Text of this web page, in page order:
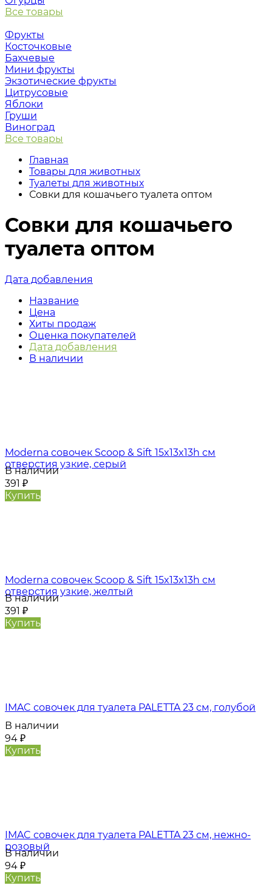
Все товары
Фрукты
Косточковые
Бахчевые
Мини фрукты
Экзотические фрукты
Цитрусовые
Яблоки
Груши
Виноград
Все товары
Главная
Товары для животных
Туалеты для животных
Совки для кошачьего туалета оптом
Совки для кошачьего
туалета оптом
Дата добавления
Название
Цена
Хиты продаж
Оценка покупателей
Дата добавления
В наличии
Moderna совочек Scoop & Sift 15x13x13h см
отверстия узкие, серый
В наличии
391 ₽
Купить
Moderna совочек Scoop & Sift 15x13x13h см
отверстия узкие, желтый
В наличии
391 ₽
Купить
IMAC совочек для туалета PALETTA 23 см, голубой
В наличии
94 ₽
Купить
IMAC совочек для туалета PALETTA 23 см, нежно-
розовый
В наличии
94 ₽
Купить